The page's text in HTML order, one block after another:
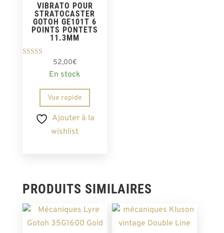
VIBRATO POUR
STRATOCASTER
GOTOH GE101T 6
POINTS PONTETS
11.3MM
52,00€
En stock
Vue rapide
Ajouter à la
wishlist
PRODUITS SIMILAIRES